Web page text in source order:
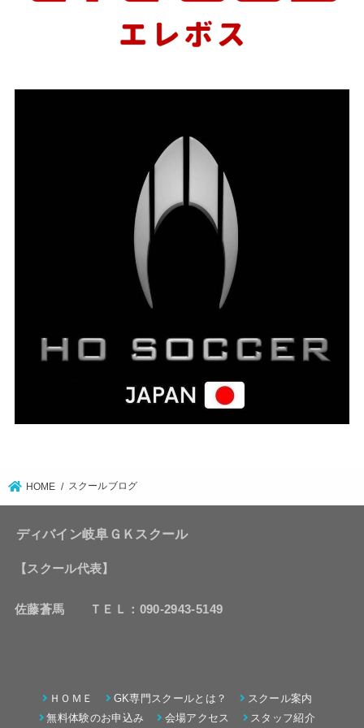
HOME スクールブログ
ディバイン岐阜ＧＫスクール
【スクール代表】
佐藤蒼馬 ＴＥＬ：090-2943-5149
ＨＯＭＥ GK専門スクールとは？
スクール案内
無料体験のお申込み
会場アクセス スタッフ紹介